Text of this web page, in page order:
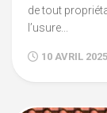
de tout
l’usure...
10 AVRIL 2025